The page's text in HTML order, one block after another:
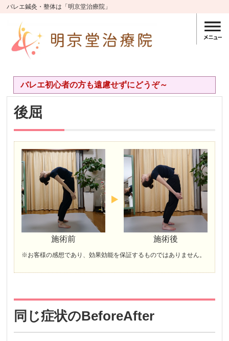
バレエ鍼灸・整体は「明京堂治療院」
バレエ初心者の方も遠慮せずにどうぞ～
後屈
施術前 施術後
※お客様の感想であり、効果効能を保証するものではありません。
同じ症状のBeforeAfter